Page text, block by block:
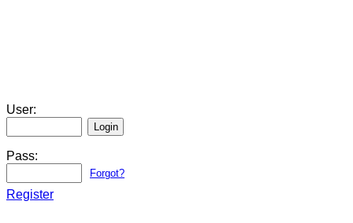
User:
Pass:
Forgot?
Register